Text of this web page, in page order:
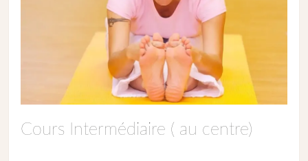
Cours Intermédiaire ( au centre)